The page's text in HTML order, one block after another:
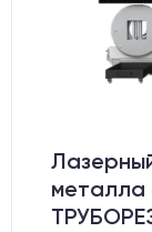
металла